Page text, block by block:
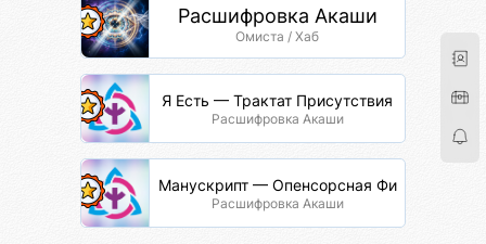
Расшифровка Акаши
Омиста / Хаб
Я Есть — Трактат Присутствия
Расшифровка Акаши
Манускрипт — Опенсорсная Философия
Расшифровка Акаши